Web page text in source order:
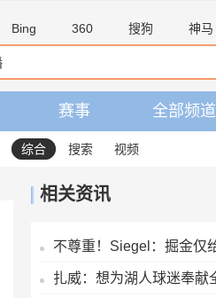
Bing 360 搜狗 神马
赛事 全部频道
综合 搜索 视频
相关资讯